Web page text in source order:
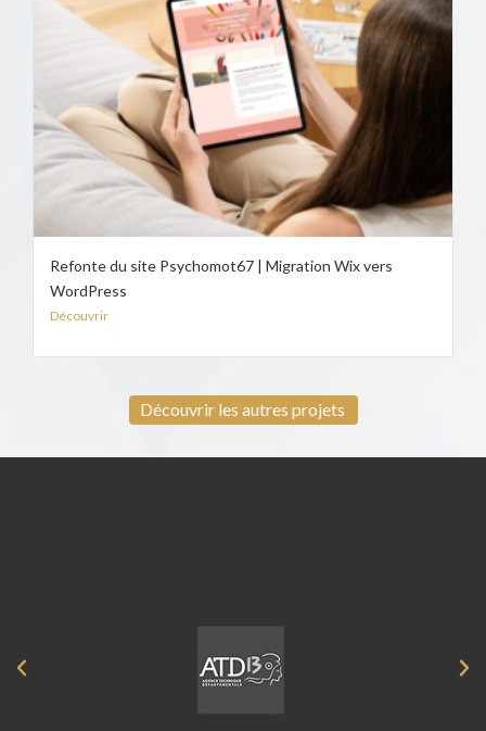
Refonte du site Psychomot67 | Migration Wix vers
WordPress
Découvrir
Découvrir les autres projets